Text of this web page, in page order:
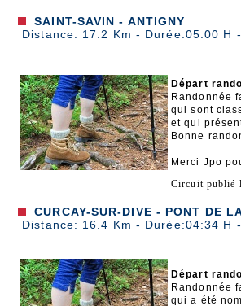
SAINT-SAVIN - ANTIGNY
Distance: 17.2 Km - Durée:05:00 H
Départ
Randonnée
qui sont
et qui
Bonne
Merci Jpo
Circuit publié
CURCAY-SUR-DIVE - PONT DE
Distance: 16.4 Km - Durée:04:34 H
Départ
Randonnée
qui a été